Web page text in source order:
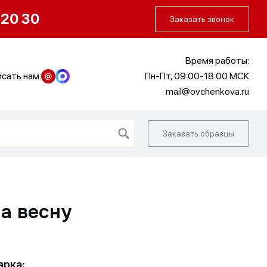
30 Заказать звонок
нам:
Время работы:
Пн-Пт, 09:00-18:00 МСК
mail@ovchenkova.ru
Заказать образцы
весну